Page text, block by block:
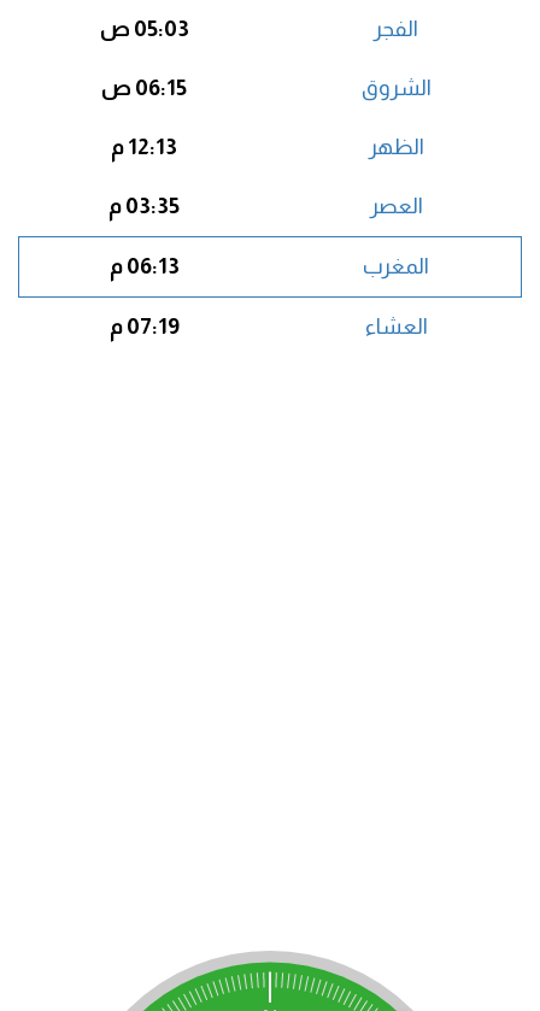
الفجر 05:03 ص
الشروق 06:15 ص
الظهر 12:13 م
العصر 03:35 م
المغرب 06:13 م
العشاء 07:19 م